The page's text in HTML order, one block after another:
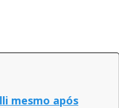
mesmo após